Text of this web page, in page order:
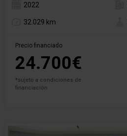
2022
32.029 km
Precio financiado
24.700€
*sujeto a condiciones de
financiación